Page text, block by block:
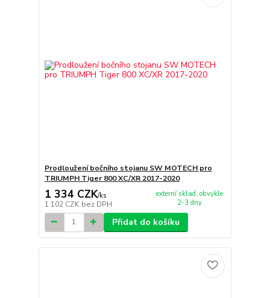
Prodloužení bočního stojanu SW MOTECH pro
TRIUMPH Tiger 800 XC/XR 2017-2020
1 334 CZK/ks
1 102 CZK bez DPH
externí sklad, obvykle
2-3 dny
Přidat do košíku